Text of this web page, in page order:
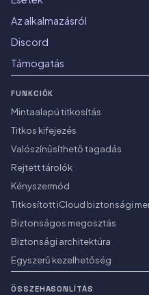
Az alkalmazásról
Discord
Támogatás
FUNKCIÓK
Mintaalapú titkosítás
Titkos kifejezés
Valószínűsíthető tagadás
Rejtett tárolók
Kényszermód
Titkosított iCloud biztonsági
Biztonságos megosztás
Biztonsági architektúra
Egyszerű kezelhetőség
ÖSSZEHASONLÍTÁS